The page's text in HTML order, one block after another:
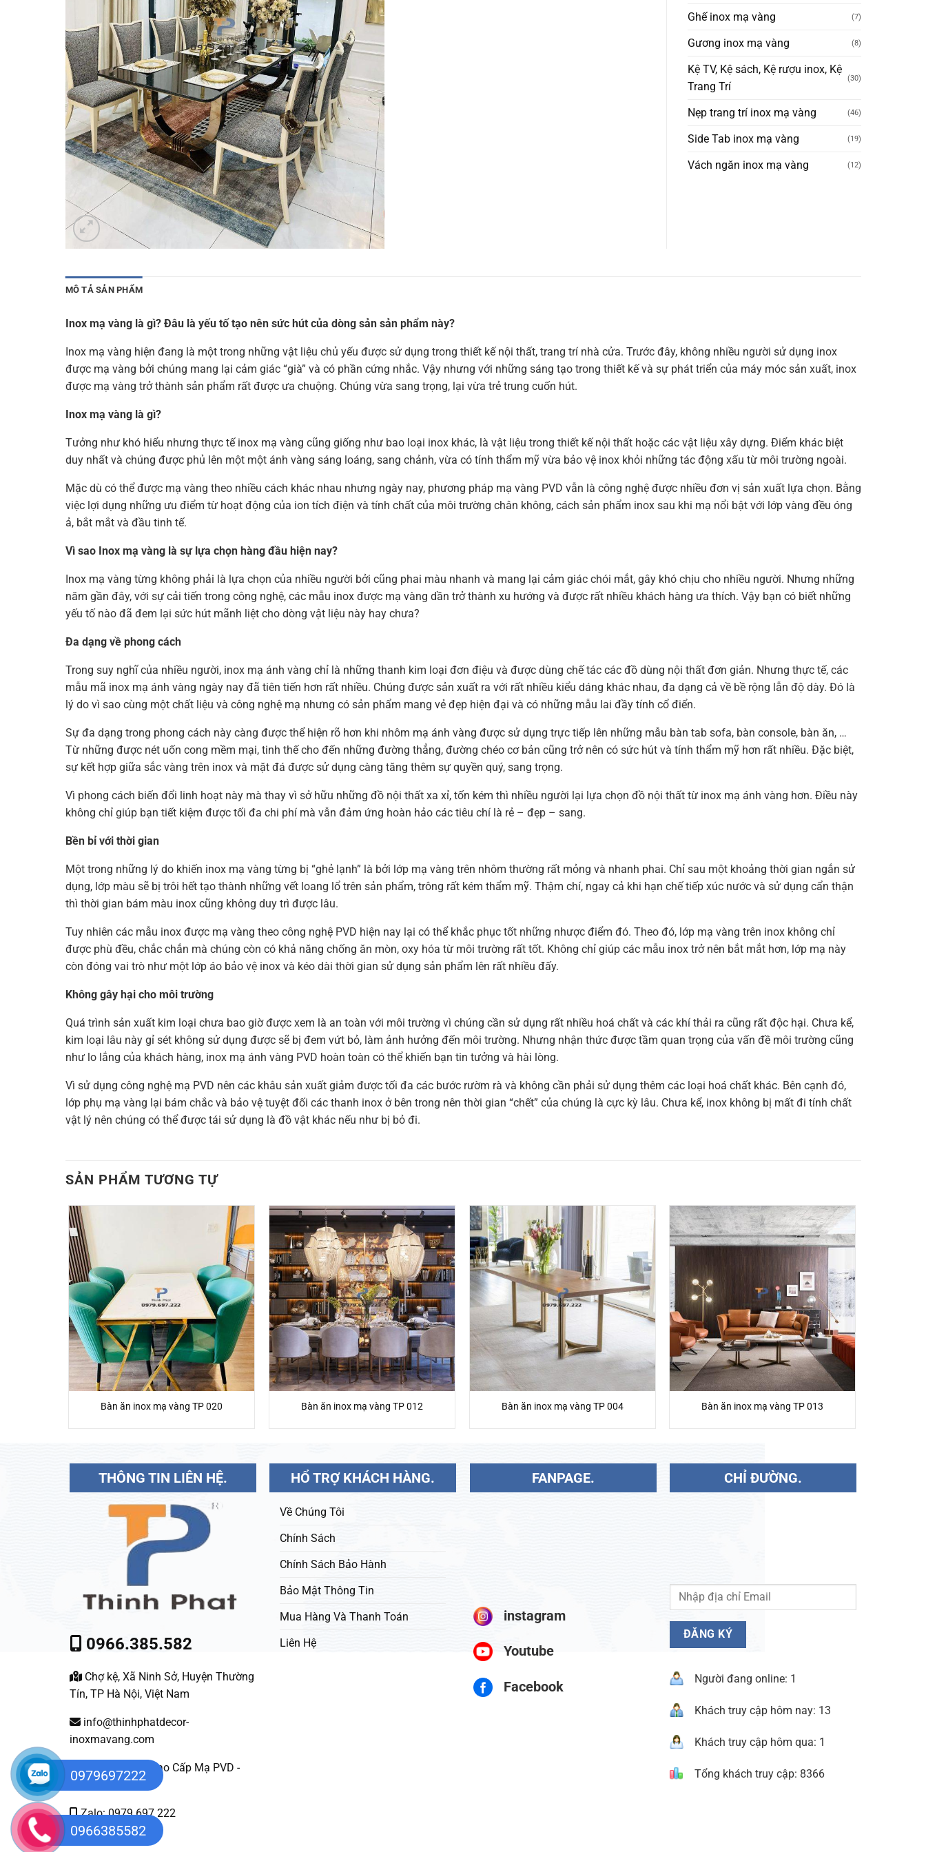
Ghế inox mạ vàng (7)
Gương inox mạ vàng (8)
Kệ TV, Kệ sách, Kệ rượu inox, Kệ
Trang Trí
(30)
Nẹp trang trí inox mạ vàng (46)
Side Tab inox mạ vàng (19)
Vách ngăn inox mạ vàng (12)
MÔ TẢ SẢN PHẨM
Inox mạ vàng là gì? Đâu là yếu tố tạo nên sức hút của dòng sản sản phẩm này?
Inox mạ vàng hiện đang là một trong những vật liệu chủ yếu được sử dụng trong thiết kế nội thất, trang trí nhà cửa. Trước đây, không nhiều người sử dụng inox
được mạ vàng bởi chúng mang lại cảm giác “già” và có phần cứng nhắc. Vậy nhưng với những sáng tạo trong thiết kế và sự phát triển của máy móc sản xuất, inox
được mạ vàng trở thành sản phẩm rất được ưa chuộng. Chúng vừa sang trọng, lại vừa trẻ trung cuốn hút.
Inox mạ vàng là gì?
Tưởng như khó hiểu nhưng thực tế inox mạ vàng cũng giống như bao loại inox khác, là vật liệu trong thiết kế nội thất hoặc các vật liệu xây dựng. Điểm khác biệt
duy nhất và chúng được phủ lên một một ánh vàng sáng loáng, sang chảnh, vừa có tính thẩm mỹ vừa bảo vệ inox khỏi những tác động xấu từ môi trường ngoài.
Mặc dù có thể được mạ vàng theo nhiều cách khác nhau nhưng ngày nay, phương pháp mạ vàng PVD vẫn là công nghệ được nhiều đơn vị sản xuất lựa chọn. Bằng
việc lợi dụng những ưu điểm từ hoạt động của ion tích điện và tính chất của môi trường chân không, cách sản phẩm inox sau khi mạ nổi bật với lớp vàng đều óng
ả, bắt mắt và đầu tinh tế.
Vì sao Inox mạ vàng là sự lựa chọn hàng đầu hiện nay?
Inox mạ vàng từng không phải là lựa chọn của nhiều người bởi cũng phai màu nhanh và mang lại cảm giác chói mắt, gây khó chịu cho nhiều người. Nhưng những
năm gần đây, với sự cải tiến trong công nghệ, các mẫu inox được mạ vàng dần trở thành xu hướng và được rất nhiều khách hàng ưa thích. Vậy bạn có biết những
yếu tố nào đã đem lại sức hút mãnh liệt cho dòng vật liệu này hay chưa?
Đa dạng về phong cách
Trong suy nghĩ của nhiều người, inox mạ ánh vàng chỉ là những thanh kim loại đơn điệu và được dùng chế tác các đồ dùng nội thất đơn giản. Nhưng thực tế, các
mẫu mã inox mạ ánh vàng ngày nay đã tiên tiến hơn rất nhiều. Chúng được sản xuất ra với rất nhiều kiểu dáng khác nhau, đa dạng cả về bề rộng lẫn độ dày. Đó là
lý do vì sao cùng một chất liệu và công nghệ mạ nhưng có sản phẩm mang vẻ đẹp hiện đại và có những mẫu lai đầy tính cổ điển.
Sự đa dạng trong phong cách này càng được thể hiện rõ hơn khi nhôm mạ ánh vàng được sử dụng trực tiếp lên những mẫu bàn tab sofa, bàn console, bàn ăn, …
Từ những được nét uốn cong mềm mại, tinh thế cho đến những đường thẳng, đường chéo cơ bản cũng trở nên có sức hút và tính thẩm mỹ hơn rất nhiều. Đặc biệt,
sự kết hợp giữa sắc vàng trên inox và mặt đá được sử dụng càng tăng thêm sự quyền quý, sang trọng.
Vì phong cách biến đổi linh hoạt này mà thay vì sở hữu những đồ nội thất xa xỉ, tốn kém thì nhiều người lại lựa chọn đồ nội thất từ inox mạ ánh vàng hơn. Điều này
không chỉ giúp bạn tiết kiệm được tối đa chi phí mà vẫn đảm ứng hoàn hảo các tiêu chí là rẻ – đẹp – sang.
Bền bỉ với thời gian
Một trong những lý do khiến inox mạ vàng từng bị “ghẻ lạnh” là bởi lớp mạ vàng trên nhôm thường rất mỏng và nhanh phai. Chỉ sau một khoảng thời gian ngắn sử
dụng, lớp màu sẽ bị trôi hết tạo thành những vết loang lổ trên sản phẩm, trông rất kém thẩm mỹ. Thậm chí, ngay cả khi hạn chế tiếp xúc nước và sử dụng cẩn thận
thì thời gian bám màu inox cũng không duy trì được lâu.
Tuy nhiên các mẫu inox được mạ vàng theo công nghệ PVD hiện nay lại có thể khắc phục tốt những nhược điểm đó. Theo đó, lớp mạ vàng trên inox không chỉ
được phù đều, chắc chắn mà chúng còn có khả năng chống ăn mòn, oxy hóa từ môi trường rất tốt. Không chỉ giúp các mẫu inox trở nên bắt mắt hơn, lớp mạ này
còn đóng vai trò như một lớp áo bảo vệ inox và kéo dài thời gian sử dụng sản phẩm lên rất nhiều đấy.
Không gây hại cho môi trường
Quá trình sản xuất kim loại chưa bao giờ được xem là an toàn với môi trường vì chúng cần sử dụng rất nhiều hoá chất và các khí thải ra cũng rất độc hại. Chưa kể,
kim loại lâu này gỉ sét không sử dụng được sẽ bị đem vứt bỏ, làm ảnh hưởng đến môi trường. Nhưng nhận thức được tầm quan trọng của vấn đề môi trường cũng
như lo lắng của khách hàng, inox mạ ánh vàng PVD hoàn toàn có thể khiến bạn tin tưởng và hài lòng.
Vì sử dụng công nghệ mạ PVD nên các khâu sản xuất giảm được tối đa các bước rườm rà và không cần phải sử dụng thêm các loại hoá chất khác. Bên cạnh đó,
lớp phụ mạ vàng lại bám chắc và bảo vệ tuyệt đối các thanh inox ở bên trong nên thời gian “chết” của chúng là cực kỳ lâu. Chưa kể, inox không bị mất đi tính chất
vật lý nên chúng có thể được tái sử dụng là đồ vật khác nếu như bị bỏ đi.
SẢN PHẨM TƯƠNG TỰ
Bàn ăn inox mạ vàng TP 020 Bàn ăn inox mạ vàng TP 012 Bàn ăn inox mạ vàng TP 004 Bàn ăn inox mạ vàng TP 013
THÔNG TIN LIÊN HỆ.
0966.385.582
Chợ kệ, Xã Ninh Sở, Huyện Thường
Tín, TP Hà Nội, Việt Nam
info@thinhphatdecor-
inoxmavang.com
Nội Thất Inox Cao Cấp Mạ PVD -
Zalo: 0979 697 222
HỔ TRỢ KHÁCH HÀNG.
Về Chúng Tôi
Chính Sách
Chính Sách Bảo Hành
Bảo Mật Thông Tin
Mua Hàng Và Thanh Toán
Liên Hệ
FANPAGE.
instagram
Youtube
Facebook
CHỈ ĐƯỜNG.
Người đang online: 1
Khách truy cập hôm nay: 13
Khách truy cập hôm qua: 1
Tổng khách truy cập: 8366
0966385582
0979697222